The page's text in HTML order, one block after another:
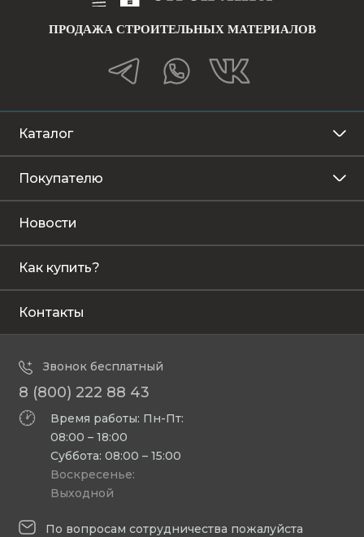
ПРОДАЖА СТРОИТЕЛЬНЫХ МАТЕРИАЛОВ
Каталог
Покупателю
Новости
Как купить?
Контакты
Звонок бесплатный
8 (800) 222 88 43
Время работы: Пн-Пт:
08:00 – 18:00
Суббота: 08:00 – 15:00
Воскресенье:
Выходной
По вопросам сотрудничества пожалуйста